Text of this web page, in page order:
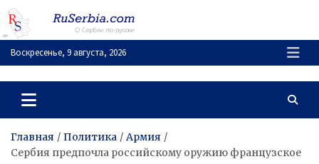
Перейти
содержимому
Воскресенье, 9 августа, 2026
RuSerbia.com
О Сербии – по-русски
Главная Политика
Армия
Сербия предпочла российскому оружию французское